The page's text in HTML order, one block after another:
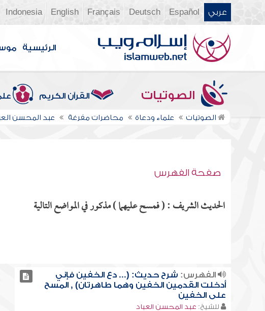
عربي Español
Deutsch
Français
English
Indonesia
الرئيسية
الصوتيات القرآن الكريم
الصوتيات علماء ودعاة محاضرات مفرغة عبد المحسن
صفحة الفهرس
الحديث الشريف : ( فمسح عليهما ) مذكور في المواضع التالية
الفهرس: شرح حديث: (... دع الخفين فإني
أدخلت القدمين الخفين وهما طاهرتان) , المسح
على الخفين
للشيخ: عبد المحسن العباد